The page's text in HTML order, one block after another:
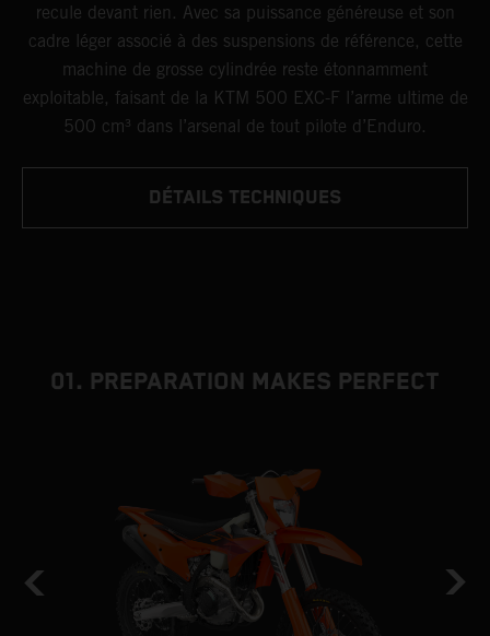
recule devant rien. Avec sa puissance généreuse et son
cadre léger associé à des suspensions de référence, cette
machine de grosse cylindrée reste étonnamment
exploitable, faisant de la KTM 500 EXC-F l’arme ultime de
500 cm³ dans l’arsenal de tout pilote d’Enduro.
DÉTAILS TECHNIQUES
01. PREPARATION MAKES PERFECT